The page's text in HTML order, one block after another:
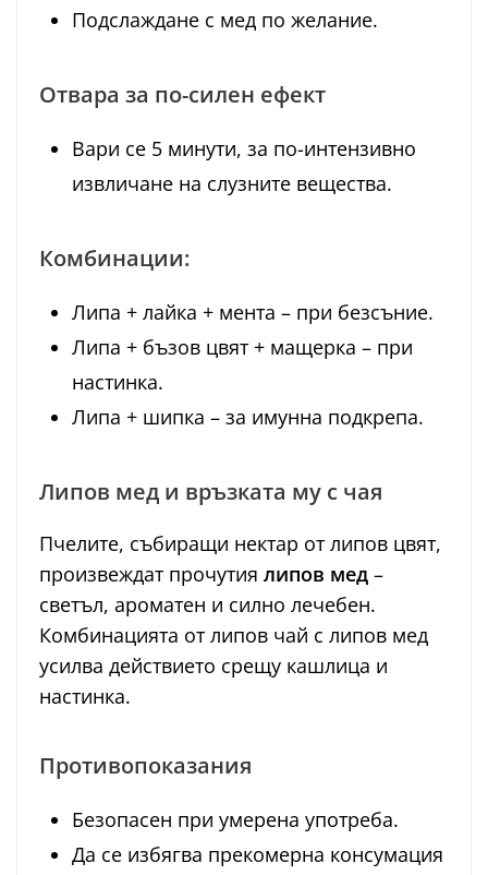
Подслаждане с мед по желание.
Отвара за по-силен ефект
Вари се 5 минути, за по-интензивно
извличане на слузните вещества.
Комбинации:
Липа + лайка + мента – при безсъние.
Липа + бъзов цвят + мащерка – при
настинка.
Липа + шипка – за имунна подкрепа.
Липов мед и връзката му с чая
Пчелите, събиращи нектар от липов цвят,
произвеждат прочутия липов мед –
светъл, ароматен и силно лечебен.
Комбинацията от липов чай с липов мед
усилва действието срещу кашлица и
настинка.
Противопоказания
Безопасен при умерена употреба.
Да се избягва прекомерна консумация